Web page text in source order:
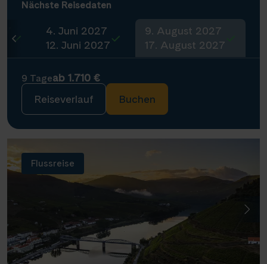
Nächste Reisedaten
4. Juni 2027
12. Juni 2027
9. August 2027
17. August 2027
9 Tageab 1.710 €
Reiseverlauf
Buchen
Flussreise